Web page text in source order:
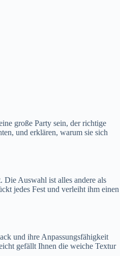
große Party sein, der richtige
und erklären, warum sie sich
Auswahl ist alles andere als
jedes Fest und verleiht ihm einen
und ihre Anpassungsfähigkeit
gefällt Ihnen die weiche Textur